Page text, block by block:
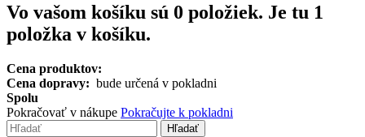
Vo vašom košíku sú 0 položiek. Je tu 1
položka v košíku.
Cena produktov:
Cena dopravy: bude určená v pokladni
Spolu
Pokračovať v nákupe Pokračujte k pokladni
Hľadať